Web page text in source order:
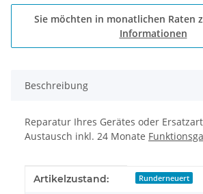
Sie möchten in monatlichen Raten
Informationen
Beschreibung
Reparatur Ihres Gerätes oder
Austausch inkl. 24 Monate
Produkteigenschaft
Wert
Artikelzustand: Runderneuert